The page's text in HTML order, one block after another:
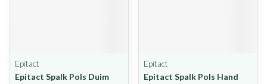
Epitact
Epitact Spalk Pols Duim
Epitact
Epitact Spalk Pols Hand